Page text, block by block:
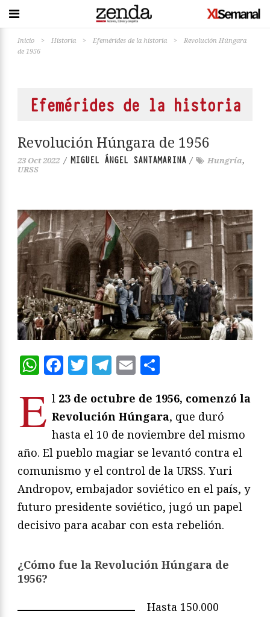
Inicio > Historia > Efemérides de la historia >
Revolución Húngara
de 1956
Efemérides de la historia
Revolución Húngara de 1956
23 Oct 2022 / MIGUEL ÁNGEL SANTAMARINA / Hungría,
URSS
WhatsApp
Facebook
Twitter
Telegram
Email
E l 23 de octubre de 1956, comenzó la
Revolución Húngara, que duró
hasta el 10 de noviembre del mismo
año. El pueblo magiar se levantó contra el
comunismo y el control de la URSS. Yuri
Andropov, embajador soviético en el país, y
futuro presidente soviético, jugó un papel
decisivo para acabar con esta rebelión.
¿Cómo fue la Revolución Húngara de
1956?
Hasta 150.000